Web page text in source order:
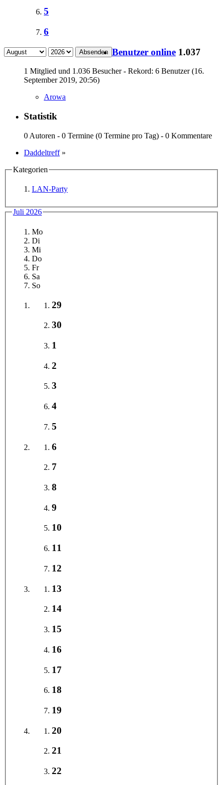
5
6
Absenden Benutzer online 1.037
1 Mitglied und 1.036 Besucher - Rekord: 6 Benutzer (16.
September 2019, 20:56)
Arowa
Statistik
0 Autoren - 0 Termine (0 Termine pro Tag) - 0 Kommentare
Daddeltreff »
Kategorien
LAN-Party
Juli 2026
Mo
Di
Mi
Do
Fr
Sa
So
29
30
1
2
3
4
5
6
7
8
9
10
11
12
13
14
15
16
17
18
19
20
21
22